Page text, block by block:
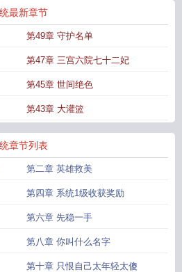
系统 我每天都有新系统免费一只
每天都有一个系统的我每天随机有一个新系
虎 每天一个新系统百科我每天有一个新系
一个新系统每天一个新的系统
最新章节
第49章 守护名单
第47章 三宫六院七十二妃
第45章 世间绝色
第43章 大灌篮
章节列表
第二章 英雄救美
第四章 系统1级收获奖励
第六章 先稳一手
第八章 你叫什么名字
第十章 只恨自己太年轻太傻